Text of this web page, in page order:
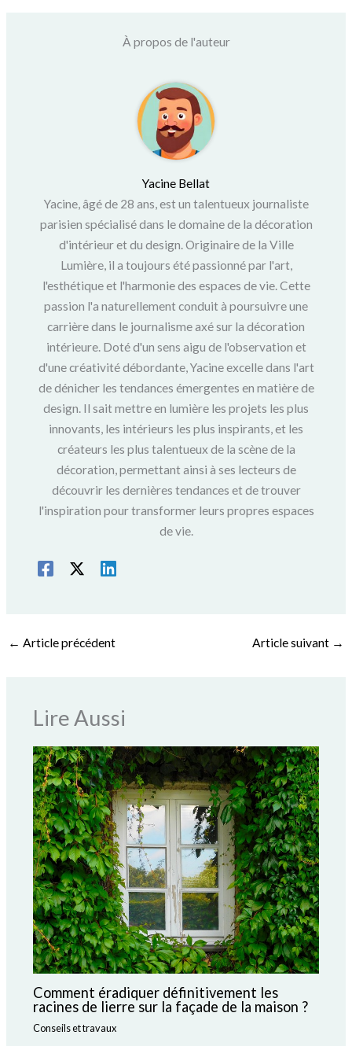
À propos de l'auteur
Yacine Bellat
Yacine, âgé de 28 ans, est un talentueux journaliste
parisien spécialisé dans le domaine de la décoration
d'intérieur et du design. Originaire de la Ville
Lumière, il a toujours été passionné par l'art,
l'esthétique et l'harmonie des espaces de vie. Cette
passion l'a naturellement conduit à poursuivre une
carrière dans le journalisme axé sur la décoration
intérieure. Doté d'un sens aigu de l'observation et
d'une créativité débordante, Yacine excelle dans l'art
de dénicher les tendances émergentes en matière de
design. Il sait mettre en lumière les projets les plus
innovants, les intérieurs les plus inspirants, et les
créateurs les plus talentueux de la scène de la
décoration, permettant ainsi à ses lecteurs de
découvrir les dernières tendances et de trouver
l'inspiration pour transformer leurs propres espaces
de vie.
← Article précédent Article suivant →
Lire Aussi
Comment éradiquer définitivement les
racines de lierre sur la façade de la maison ?
Conseils et travaux